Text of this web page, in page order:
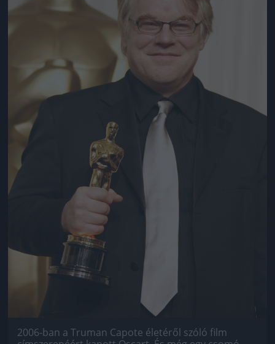
2006-ban a Truman Capote életéről szóló film